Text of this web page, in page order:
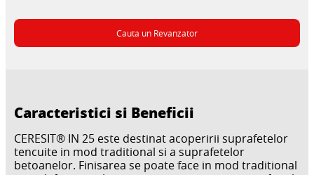
Cauta un Revanzator
Caracteristici si Beneficii
CERESIT® IN 25 este destinat acoperirii suprafetelor
tencuite in mod traditional si a suprafetelor
betoanelor. Finisarea se poate face in mod traditional